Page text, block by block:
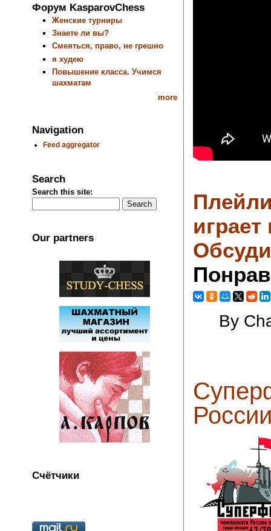
Форум KasparovChess
Женские турниры
Знаете ли вы?
Смеяться, право, не грешно
я худею
Повышение класса. Учимся
шахматам
more
Navigation
Feed aggregator
Search
Search this site:
Our partners
Счётчики
By